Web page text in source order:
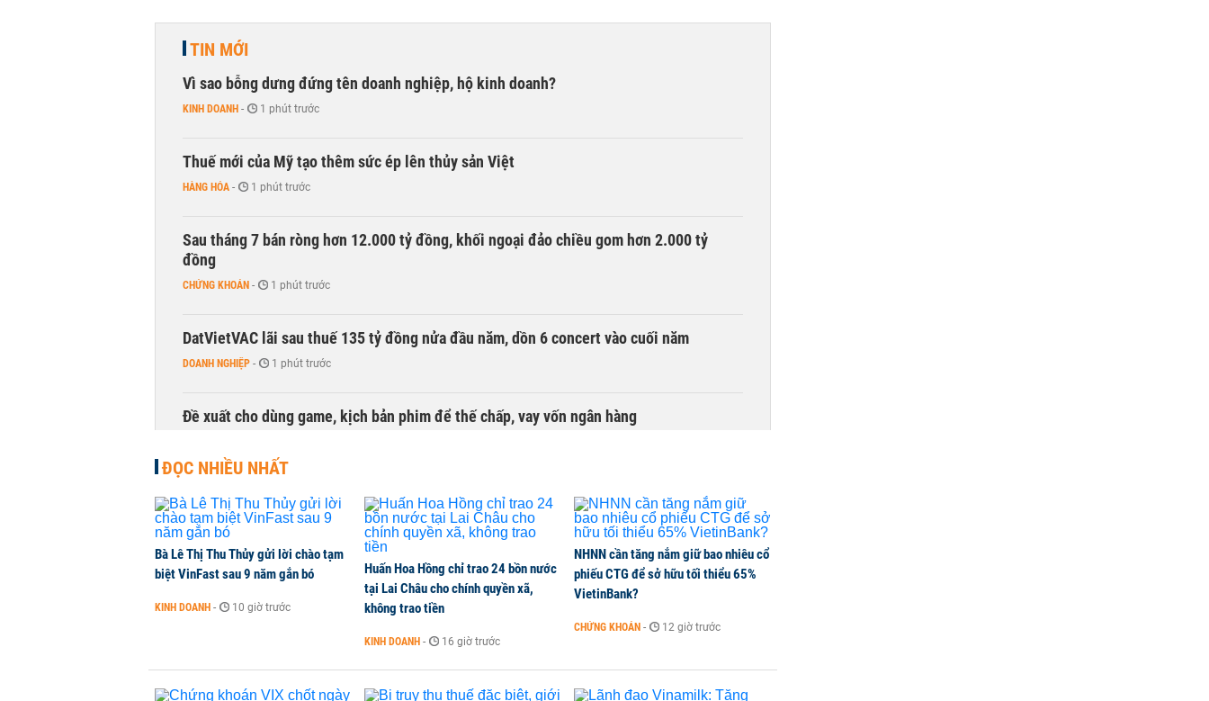
TIN MỚI
Vì sao bỗng dưng đứng tên doanh nghiệp, hộ kinh doanh?
KINH DOANH - 1 phút trước
Thuế mới của Mỹ tạo thêm sức ép lên thủy sản Việt
HÀNG HÓA - 1 phút trước
Sau tháng 7 bán ròng hơn 12.000 tỷ đồng, khối ngoại đảo chiều gom hơn 2.000 tỷ
đồng
CHỨNG KHOÁN - 1 phút trước
DatVietVAC lãi sau thuế 135 tỷ đồng nửa đầu năm, dồn 6 concert vào cuối năm
DOANH NGHIỆP - 1 phút trước
Đề xuất cho dùng game, kịch bản phim để thế chấp, vay vốn ngân hàng
ĐỌC NHIỀU NHẤT
Bà Lê Thị Thu Thủy gửi lời chào tạm
biệt VinFast sau 9 năm gắn bó
KINH DOANH - 10 giờ trước
Huấn Hoa Hồng chỉ trao 24 bồn nước
tại Lai Châu cho chính quyền xã,
không trao tiền
KINH DOANH - 16 giờ trước
NHNN cần tăng nắm giữ bao nhiêu cổ
phiếu CTG để sở hữu tối thiểu 65%
VietinBank?
CHỨNG KHOÁN - 12 giờ trước